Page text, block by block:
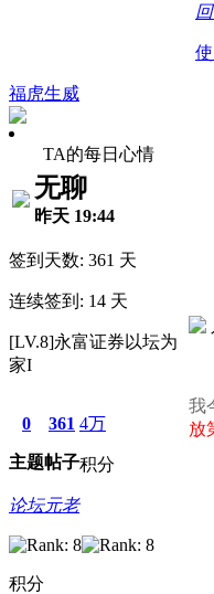
福虎生威
TA的每日心情
无聊
昨天 19:44
签到天数: 361 天
连续签到: 14 天
[LV.8]永富证券以坛为
家I
0
主题
361
帖子
4万
积分
论坛元老
积分
我
放